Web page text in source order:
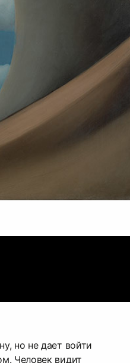
но не дает войти
Человек видит